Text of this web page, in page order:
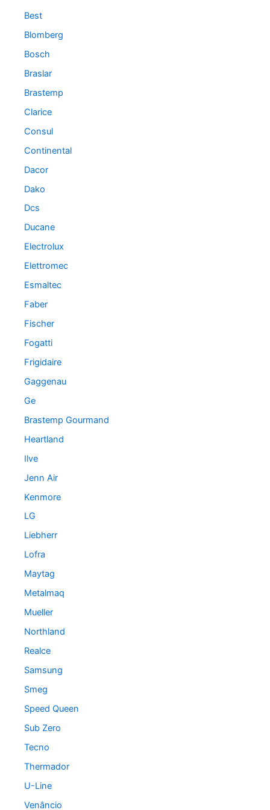
Best
Blomberg
Bosch
Braslar
Brastemp
Clarice
Consul
Continental
Dacor
Dako
Dcs
Ducane
Electrolux
Elettromec
Esmaltec
Faber
Fischer
Fogatti
Frigidaire
Gaggenau
Ge
Brastemp Gourmand
Heartland
Ilve
Jenn Air
Kenmore
LG
Liebherr
Lofra
Maytag
Metalmaq
Mueller
Northland
Realce
Samsung
Smeg
Speed Queen
Sub Zero
Tecno
Thermador
U-Line
Venâncio